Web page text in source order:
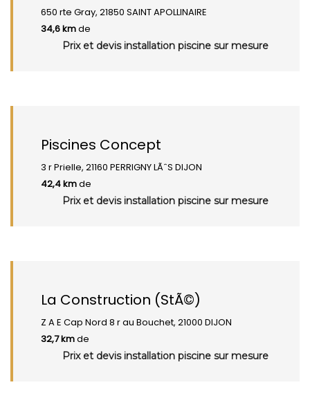
650 rte Gray, 21850 SAINT APOLLINAIRE
34,6 kmde
Prix et devis installation piscine sur mesure
Piscines Concept
3 r Prielle, 21160 PERRIGNY LÃˆS DIJON
42,4 kmde
Prix et devis installation piscine sur mesure
La Construction (StÃ©)
Z A E Cap Nord 8 r au Bouchet, 21000 DIJON
32,7 kmde
Prix et devis installation piscine sur mesure